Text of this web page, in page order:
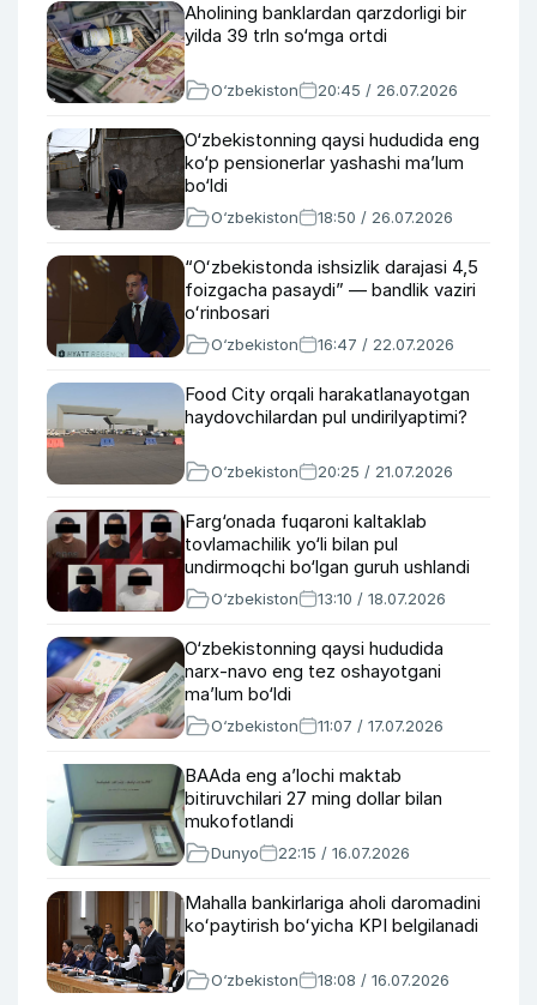
Aholining banklardan qarzdorligi bir
yilda 39 trln so‘mga ortdi
O‘zbekiston 20:45 / 26.07.2026
O‘zbekistonning qaysi hududida eng
ko‘p pensionerlar yashashi maʼlum
bo‘ldi
O‘zbekiston 18:50 / 26.07.2026
“Oʻzbekistonda ishsizlik darajasi 4,5
foizgacha pasaydi” — bandlik vaziri
oʻrinbosari
O‘zbekiston 16:47 / 22.07.2026
Food City orqali harakatlanayotgan
haydovchilardan pul undirilyaptimi?
O‘zbekiston 20:25 / 21.07.2026
Farg‘onada fuqaroni kaltaklab
tovlamachilik yo‘li bilan pul
undirmoqchi bo‘lgan guruh ushlandi
O‘zbekiston 13:10 / 18.07.2026
O‘zbekistonning qaysi hududida
narx-navo eng tez oshayotgani
maʼlum bo‘ldi
O‘zbekiston 11:07 / 17.07.2026
BAAda eng a’lochi maktab
bitiruvchilari 27 ming dollar bilan
mukofotlandi
Dunyo 22:15 / 16.07.2026
Mahalla bankirlariga aholi daromadini
koʻpaytirish boʻyicha KPI belgilanadi
O‘zbekiston 18:08 / 16.07.2026